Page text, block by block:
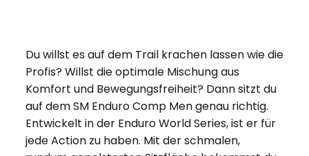
Du willst es auf dem Trail krachen lassen wie die
Profis? Willst die optimale Mischung aus
Komfort und Bewegungsfreiheit? Dann sitzt du
auf dem SM Enduro Comp Men genau richtig.
Entwickelt in der Enduro World Series, ist er für
jede Action zu haben. Mit der schmalen,